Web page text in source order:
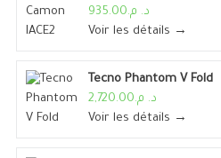
د. م.935.00
Voir les détails →
Tecno Phantom V Fold
د. م.2,720.00
Voir les détails →